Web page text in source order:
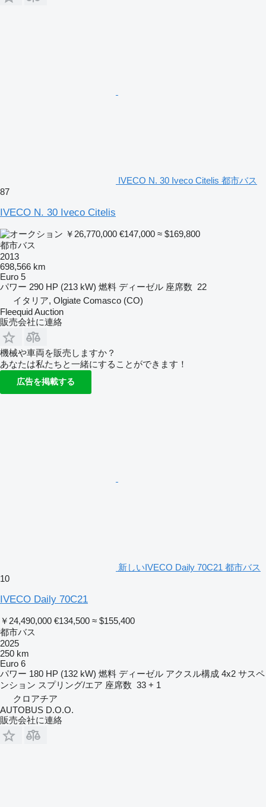
IVECO N. 30 Iveco Citelis 都市バス
87
IVECO N. 30 Iveco Citelis
￥26,770,000 €147,000 ≈ $169,800
都市バス
2013
698,566 km
Euro 5
パワー 290 HP (213 kW) 燃料 ディーゼル 座席数 22
イタリア, Olgiate Comasco (CO)
Fleequid Auction
販売会社に連絡
機械や車両を販売しますか？
あなたは私たちと一緒にすることができます！
広告を掲載する
新しいIVECO Daily 70C21 都市バス
10
IVECO Daily 70C21
￥24,490,000 €134,500 ≈ $155,400
都市バス
2025
250 km
Euro 6
パワー 180 HP (132 kW) 燃料 ディーゼル アクスル構成 4x2 サスペ
ンション スプリング/エア 座席数 33 + 1
クロアチア
AUTOBUS D.O.O.
販売会社に連絡